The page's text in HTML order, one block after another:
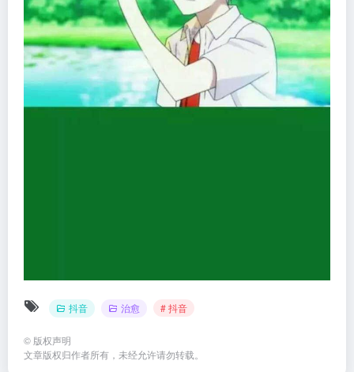
抖音 治愈 # 抖音
© 版权声明
文章版权归作者所有，未经允许请勿转载。